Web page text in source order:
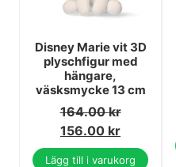
Disney Marie vit 3D
plyschfigur med
hängare,
väsksmycke 13 cm
164.00kr
156.00 kr
Lägg till i varukorg